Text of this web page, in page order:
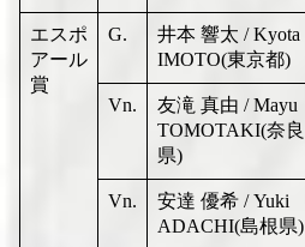
エスポ
アール
賞
G.
井本 響太 / Kyota
IMOTO(東京都)
Vn.
友滝 真由 / Mayu
TOMOTAKI(奈良
県)
Vn.
安達 優希 / Yuki
ADACHI(島根県)